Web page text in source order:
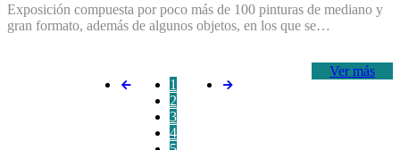
Exposición compuesta por poco más de 100 pinturas de mediano y
gran formato, además de algunos objetos, en los que se…
Ver más
1
2
3
4